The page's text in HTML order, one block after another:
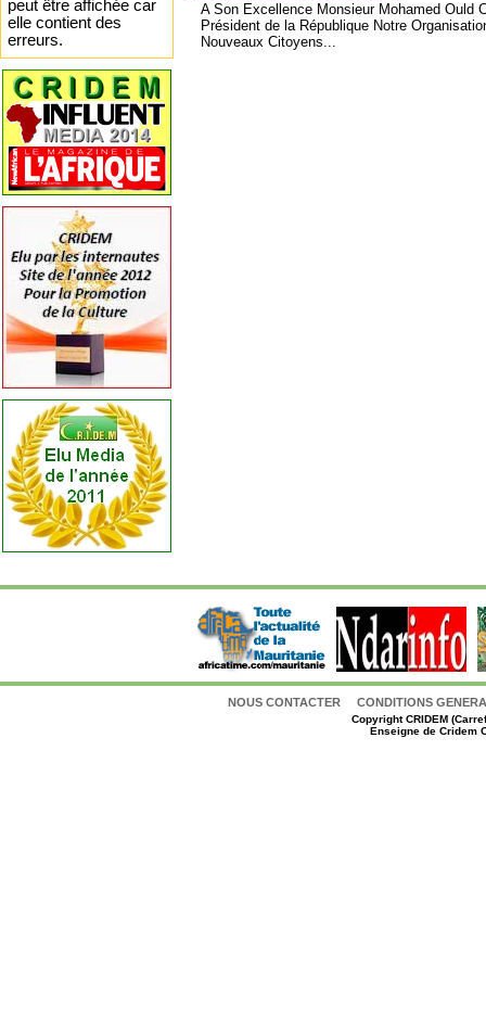
A Son Excellence Monsieur Mohamed Ould
Président de la République Notre
Nouveaux Citoyens...
NOUS CONTACTER CONDITIONS
CopyrightCRIDEM
Enseigne de Cridem